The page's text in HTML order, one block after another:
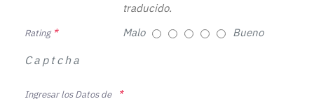
traducido.
Rating Malo Bueno
Captcha
Ingresar los Datos de